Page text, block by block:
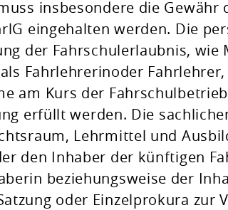
insbesondere die Gewähr
eingehalten werden. Die
der Fahrschulerlaubnis, wie
Fahrlehrerinoder
am Kurs der
erfüllt werden. Die
Lehrmittel und
den Inhaber der künftigen
beziehungsweise der
oder Einzelprokura zur